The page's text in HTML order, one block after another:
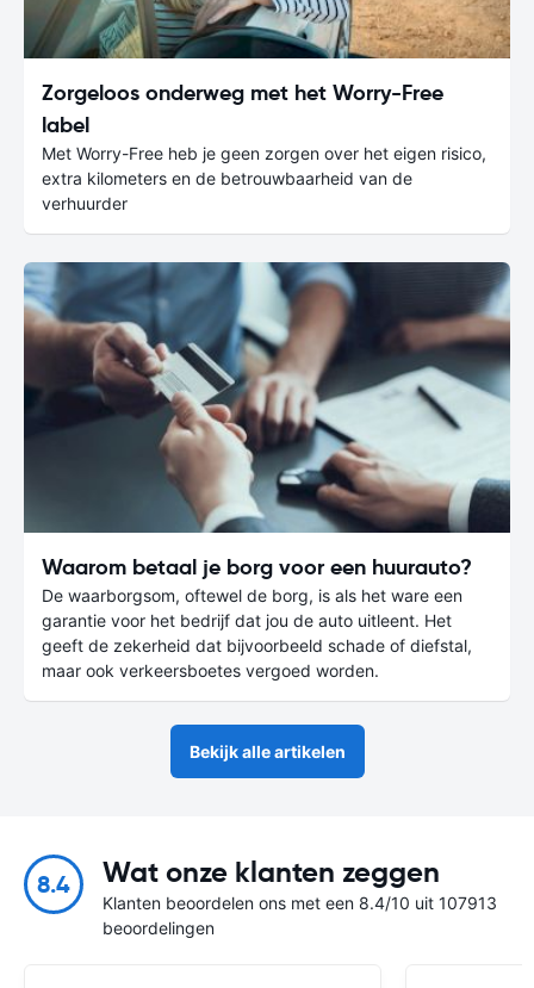
Zorgeloos onderweg met het Worry-Free
label
Met Worry-Free heb je geen zorgen over het eigen risico,
extra kilometers en de betrouwbaarheid van de
verhuurder
Waarom betaal je borg voor een huurauto?
De waarborgsom, oftewel de borg, is als het ware een
garantie voor het bedrijf dat jou de auto uitleent. Het
geeft de zekerheid dat bijvoorbeeld schade of diefstal,
maar ook verkeersboetes vergoed worden.
Bekijk alle artikelen
8.4 Wat onze klanten zeggen
Klanten beoordelen ons met een 8.4/10 uit 107913
beoordelingen